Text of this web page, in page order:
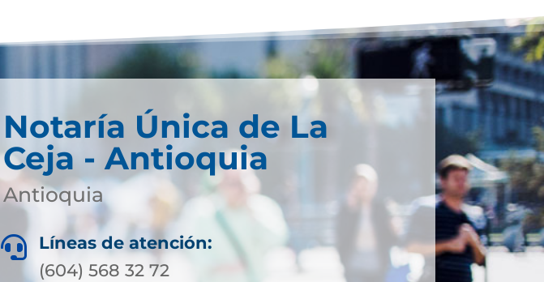
Notaría Única de La
Ceja - Antioquia
Antioquia

Líneas de atención:
(604) 568 32 72